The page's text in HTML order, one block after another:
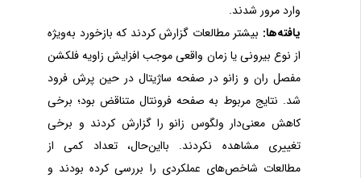
وارد مرور شدند.
یافته‌ها: بیشتر مطالعات گزارش کردند که بازخورد به‌ویژه
از نوع بیرونی یا زمان واقعی موجب افزایش زاویه فلکشن
مفصل ران و زانو در صفحه ساژیتال در حین پرش فرود
شد. نتایج مربوط به صفحه فرونتال متناقض بود؛ برخی
کاهش معنی‌دار ولگوس زانو را گزارش کردند و برخی
تغییری مشاهده نکردند. بااین‌حال، تعداد کمی از
مطالعات شاخص‌های عملکردی را بررسی کرده بودند و